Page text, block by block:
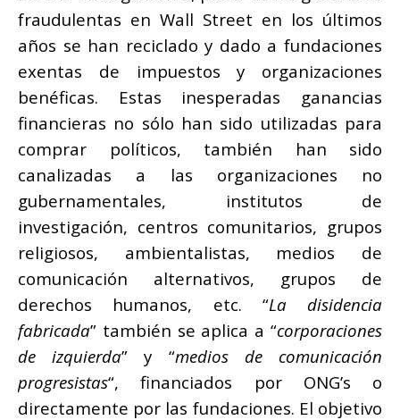
fraudulentas en Wall Street en los últimos
años se han reciclado y dado a fundaciones
exentas de impuestos y organizaciones
benéficas. Estas inesperadas ganancias
financieras no sólo han sido utilizadas para
comprar políticos, también han sido
canalizadas a las organizaciones no
gubernamentales, institutos de
investigación, centros comunitarios, grupos
religiosos, ambientalistas, medios de
comunicación alternativos, grupos de
derechos humanos, etc. “La disidencia
fabricada” también se aplica a “corporaciones
de izquierda” y “medios de comunicación
progresistas“, financiados por ONG’s o
directamente por las fundaciones. El objetivo